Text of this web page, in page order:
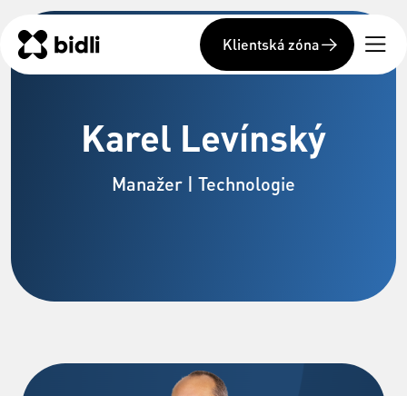
Klientská zóna
Karel Levínský
Manažer | Technologie